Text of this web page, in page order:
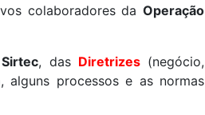
colaboradores daOperação
, das Diretrizes(negócio,
alguns processos e as normas